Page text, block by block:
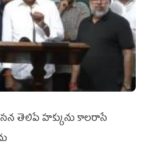
తెలిపే హక్కును కాలరాసే